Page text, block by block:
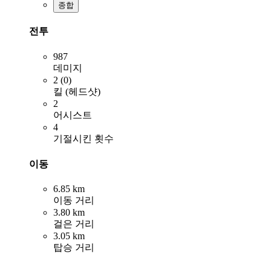
종합
전투
987
데미지
2 (0)
킬 (헤드샷)
2
어시스트
4
기절시킨 횟수
이동
6.85 km
이동 거리
3.80 km
걸은 거리
3.05 km
탑승 거리